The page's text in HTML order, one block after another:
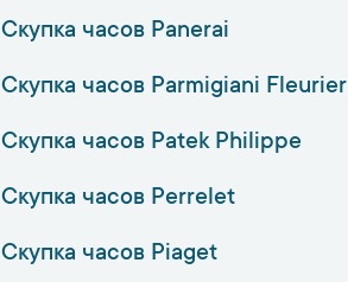
Скупка часов Panerai
Скупка часов Parmigiani Fleurier
Скупка часов Patek Philippe
Скупка часов Perrelet
Скупка часов Piaget